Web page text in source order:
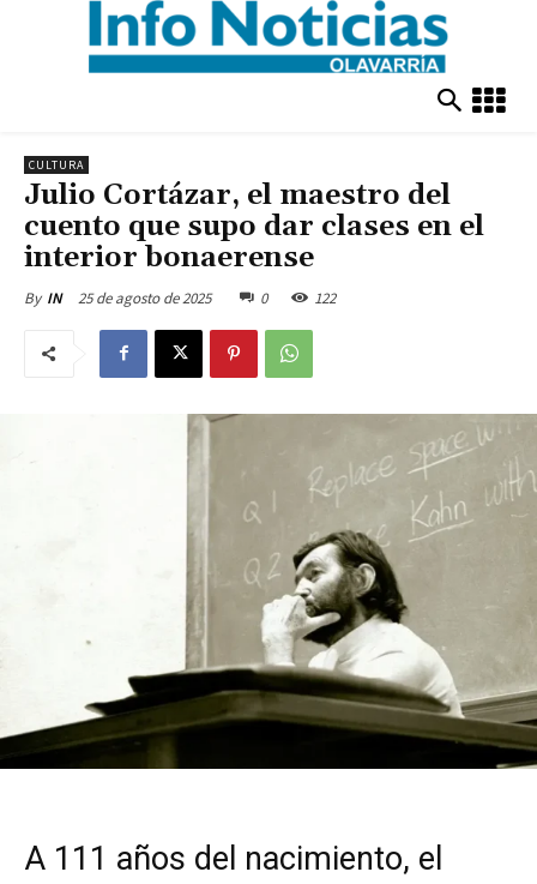
CULTURA
Julio Cortázar, el maestro del
cuento que supo dar clases en el
interior bonaerense
By IN 25 de agosto de 2025 0 122
A 111 años del nacimiento, el